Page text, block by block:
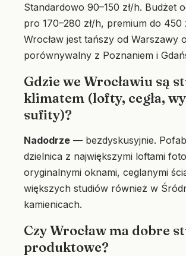
Standardowo 90–150 zł/h. Budżet
pro 170–280 zł/h, premium do 450
Wrocław jest tańszy od Warszawy
porównywalny z Poznaniem i
Gdzie we Wrocławiu są
klimatem (lofty, cegła,
sufity)?
Nadodrze — bezdyskusyjnie.
dzielnica z największymi loftami
oryginalnymi oknami, ceglanymi
większych studiów również w
kamienicach.
Czy Wrocław ma dobre
produktowe?